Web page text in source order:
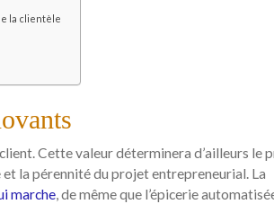
la clientèle
Cette valeur déterminera d’ailleurs le
la pérennité du projet entrepreneurial. La
marche, de même que l’épicerie